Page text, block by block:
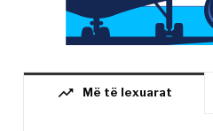
trending_up Më të lexuarat